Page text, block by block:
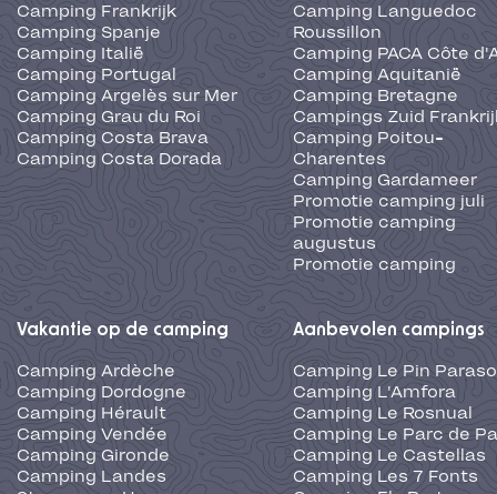
Camping Frankrijk
Camping Spanje
Camping Italië
Camping Portugal
Camping Argelès sur Mer
Camping Grau du Roi
Camping Costa Brava
Camping Costa Dorada
Camping Languedoc
Roussillon
Camping PACA Côte
Camping Aquitanië
Camping Bretagne
Campings Zuid
Camping Poitou-
Charentes
Camping Gardameer
Promotie camping juli
Promotie camping
augustus
Promotie camping
Vakantie op de camping
Camping Ardèche
Camping Dordogne
Camping Hérault
Camping Vendée
Camping Gironde
Camping Landes
Aanbevolen campings
Camping Le Pin
Camping L'Amfora
Camping Le Rosnual
Camping Le Parc de
Camping Le Castellas
Camping Les 7 Fonts